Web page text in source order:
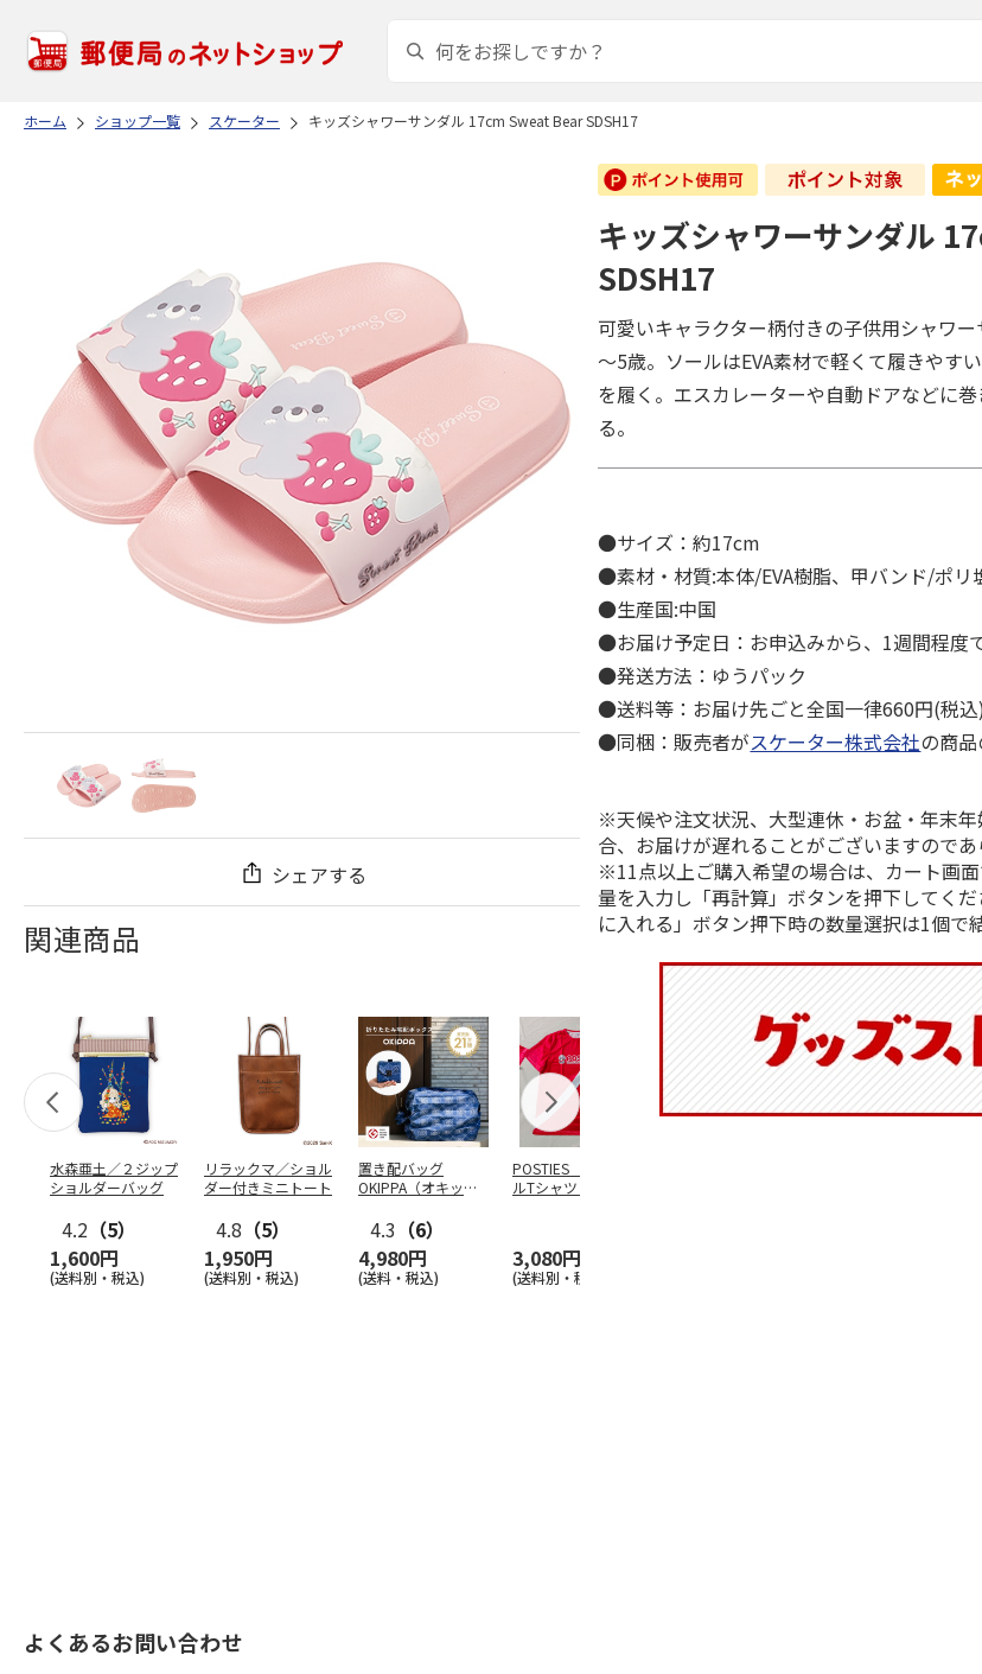
ホーム ショップ一覧 スケーター キッズシャワーサンダル 17cm Sweat Bear SDSH17
シェアする
関連商品
水森亜土／２ジップ
ショルダーバッグ
4.2 （5）
1,600円
(送料別・税込)
リラックマ／ショル
ダー付きミニトート
4.8 （5）
1,950円
(送料別・税込)
置き配バッグ
OKIPPA（オキッ
4.3 （6）
4,980円
(送料・税込)
POSTIES オリジナ
ルTシャツ Sサイズ
3,080円
(送料別・税込)
キッズシャワーサンダル
SDSH17
可愛いキャラクター柄付きの子供用シャワ
～5歳。ソールはEVA素材で軽くて履きやす
を履く。エスカレーターや自動ドアなどに
る。
●サイズ：約17cm
●素材・材質:本体/EVA樹脂、甲バンド/ポリ
●生産国:中国
●お届け予定日：お申込みから、1週間程度
●発送方法：ゆうパック
●送料等：お届け先ごと全国一律660円(税
●同梱：販売者がスケーター株式会社の商品
※天候や注文状況、大型連休・お盆・年末
合、お届けが遅れることがございますのであ
※11点以上ご購入希望の場合は、カート画
量を入力し「再計算」ボタンを押下してく
に入れる」ボタン押下時の数量選択は1個で
よくあるお問い合わせ